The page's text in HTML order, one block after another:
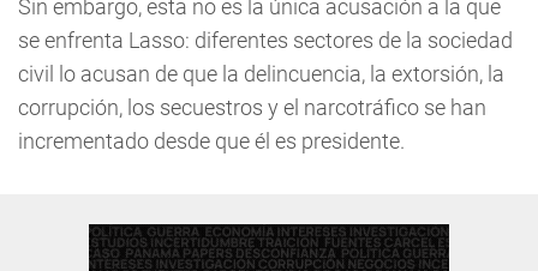
Sin embargo, esta no es la única acusación a la que
se enfrenta Lasso: diferentes sectores de la sociedad
civil lo acusan de que la delincuencia, la extorsión, la
corrupción, los secuestros y el narcotráfico se han
incrementado desde que él es presidente.